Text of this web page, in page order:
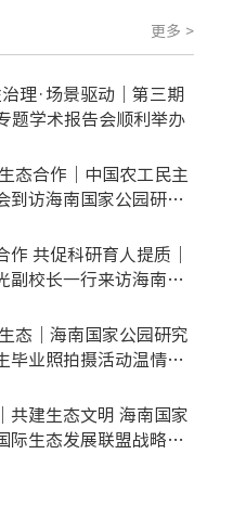
更多 >
理·场景驱动｜第三期
题学术报告会顺利举办
态合作｜中国农工民主
到访海南国家公园研究
作 共促科研育人提质｜
副校长一行来访海南国
态｜海南国家公园研究
毕业照拍摄活动温情落
共建生态文明 海南国家
际生态发展联盟战略合